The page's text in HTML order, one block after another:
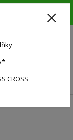
oblečení a doplňky !!!
CROSS